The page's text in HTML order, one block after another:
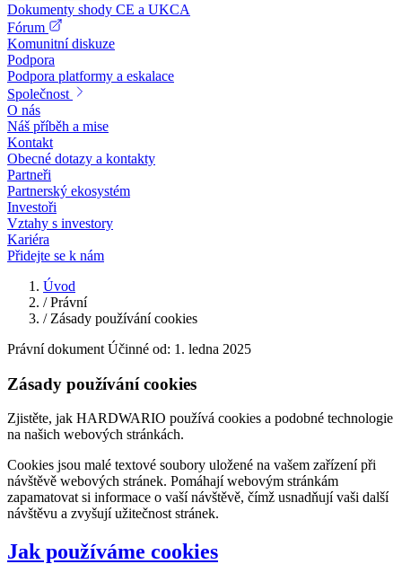
Dokumenty shody CE a UKCA
Fórum
Komunitní diskuze
Podpora
Podpora platformy a eskalace
Společnost
O nás
Náš příběh a mise
Kontakt
Obecné dotazy a kontakty
Partneři
Partnerský ekosystém
Investoři
Vztahy s investory
Kariéra
Přidejte se k nám
Úvod
/ Právní
/ Zásady používání cookies
Právní dokument Účinné od: 1. ledna 2025
Zásady používání cookies
Zjistěte, jak HARDWARIO používá cookies a podobné technologie
na našich webových stránkách.
Cookies jsou malé textové soubory uložené na vašem zařízení při
návštěvě webových stránek. Pomáhají webovým stránkám
zapamatovat si informace o vaší návštěvě, čímž usnadňují vaši další
návštěvu a zvyšují užitečnost stránek.
Jak používáme cookies